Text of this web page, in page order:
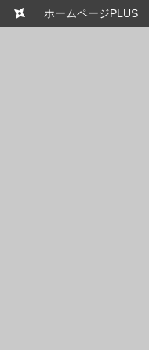
ホームページPLUS